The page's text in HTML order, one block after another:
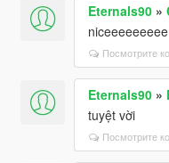
Eternals90»
niceeeeeeeee
Посмотрите
Eternals90»
tuyệt vời
Посмотрите